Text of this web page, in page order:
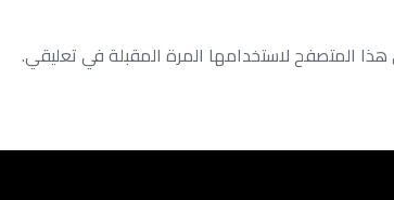
المتصفح لاستخدامها المرة المقبلة في تعليقي.